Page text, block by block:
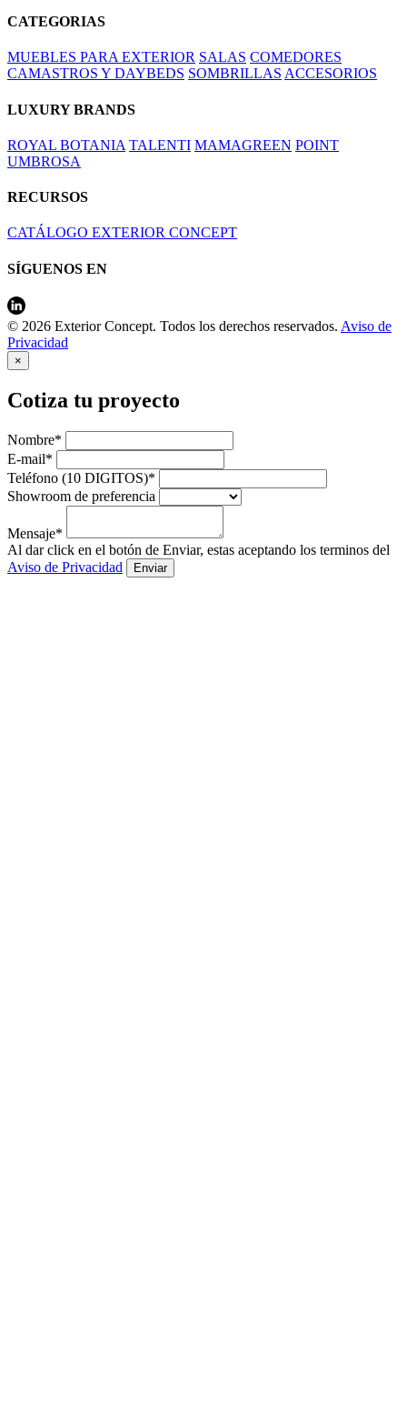
CATEGORIAS
MUEBLES PARA EXTERIOR SALAS COMEDORES
CAMASTROS Y DAYBEDS SOMBRILLAS ACCESORIOS
LUXURY BRANDS
ROYAL BOTANIA TALENTI MAMAGREEN POINT
UMBROSA
RECURSOS
CATÁLOGO EXTERIOR CONCEPT
SÍGUENOS EN
© 2026 Exterior Concept. Todos los derechos reservados. Aviso de
Privacidad
×
Cotiza tu proyecto
Nombre*
E-mail*
Teléfono (10 DIGITOS)*
Showroom de preferencia
Mensaje*
Al dar click en el botón de Enviar, estas aceptando los terminos del
Aviso de Privacidad